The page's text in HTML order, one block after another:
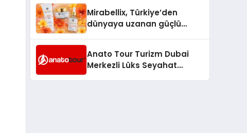
Mirabellix, Türkiye’den
dünyaya uzanan güçlü
Anato Tour Turizm Dubai
Merkezli Lüks Seyahat